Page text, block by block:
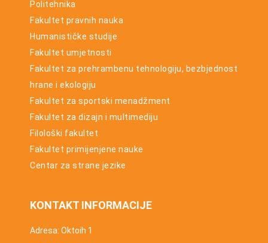
Politehnika
Fakultet pravnih nauka
Humanističke studije
Fakultet umjetnosti
Fakultet za prehrambenu tehnologiju, bezbjednost
hrane i ekologiju
Fakultet za sportski menadžment
Fakultet za dizajn i multimediju
Filološki fakultet
Fakultet primijenjene nauke
Centar za strane jezike
KONTAKT INFORMACIJE
Adresa: Oktoih 1